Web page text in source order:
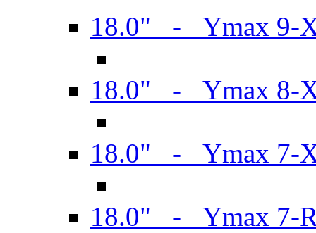
18.0" - Ymax 9-
18.0" - Ymax 8-
18.0" - Ymax 7-
18.0" - Ymax 7-